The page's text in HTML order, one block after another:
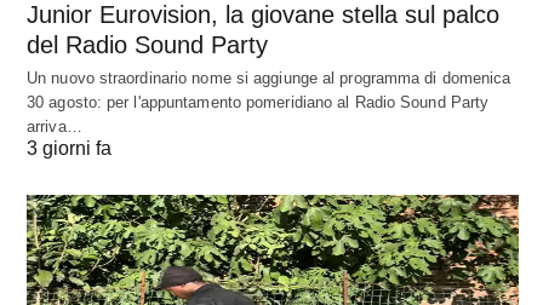
Junior Eurovision, la giovane stella sul palco
del Radio Sound Party
Un nuovo straordinario nome si aggiunge al programma di domenica
30 agosto: per l'appuntamento pomeridiano al Radio Sound Party
arriva…
3 giorni fa